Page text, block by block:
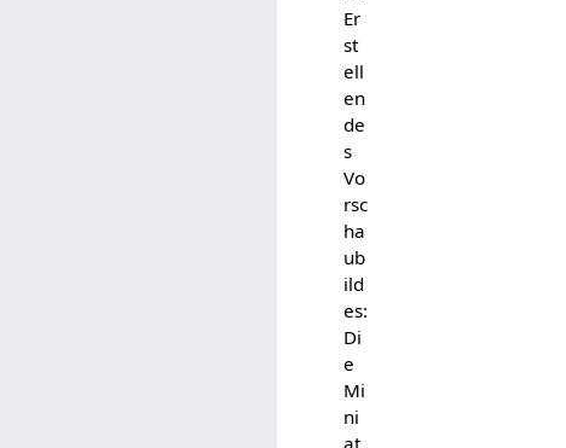
Er
st
ell
en
de
s
Vo
rsc
ha
ub
ild
es:
Di
e
Mi
ni
at